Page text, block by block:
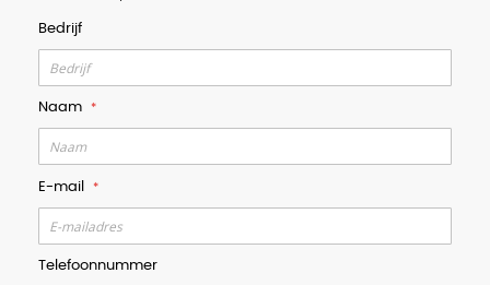
Bedrijf
Naam
E-mail
Telefoonnummer